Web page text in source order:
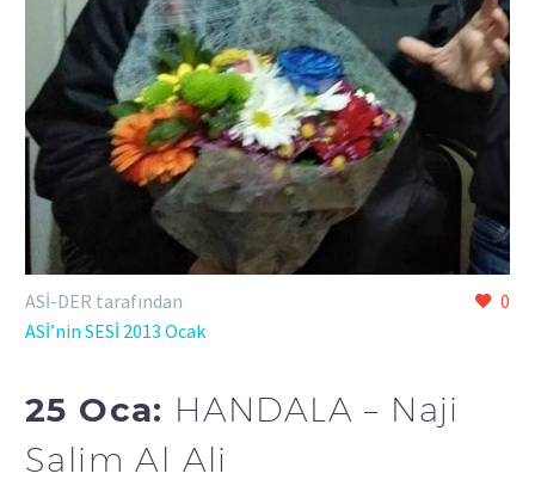
0
ASİ-DER tarafından
ASİ’nin SESİ 2013 Ocak
25 Oca: HANDALA – Naji
Salim Al Ali